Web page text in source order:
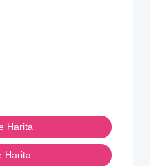
Harita
Harita